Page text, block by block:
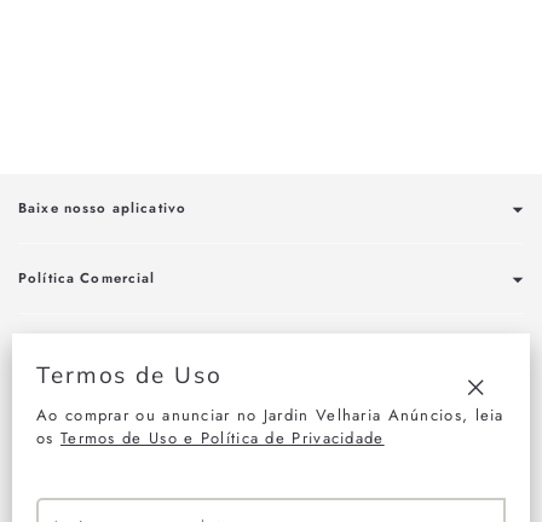
Baixe nosso aplicativo
Política Comercial
Assine nossa newsletter
Termos de Uso
Ao comprar ou anunciar no Jardin Velharia Anúncios, leia
os Termos de Uso e Política de Privacidade
"Fechar